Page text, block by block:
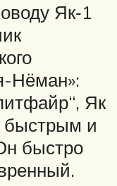
Як‑1
Нёман»:
Як
быстрым и
быстро